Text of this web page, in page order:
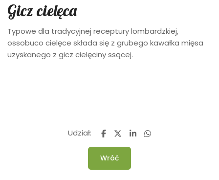
Gicz cielęca
Typowe dla tradycyjnej receptury lombardzkiej,
ossobuco cielęce składa się z grubego kawałka mięsa
uzyskanego z gicz cielęciny ssącej.
Udział:
Wróć